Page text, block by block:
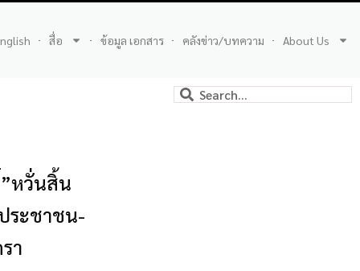
สื่อ ข้อมูล เอกสาร คลังข่าว/บทความ About Us
หวั่นสิ้น
ระชาชน-
า